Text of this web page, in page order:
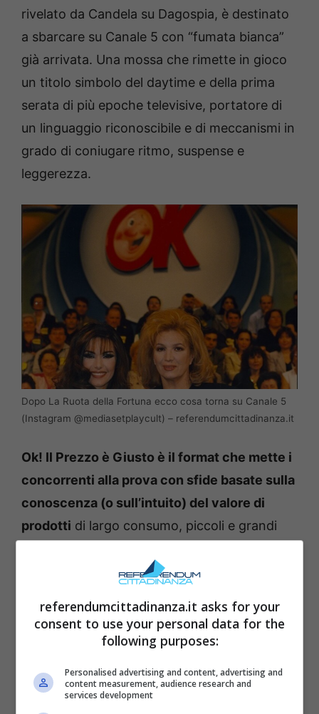
rivelato da Candela su Dagospia, è destinato
a sbarcare su Canale 5 con “fumata bianca”
già arrivata. Una mossa che rimette in gioco
un titolo simbolo del daytime e della prima
serata di più epoche televisive, portatore di
un linguaggio riconoscibile e di meccanismi in
grado di coniugare ritmo, suspense e
leggerezza.
Dopo La Ruota della Fortuna ecco cosa torna su Canale 5
(Instagram @mediasetplaycult) – referendumcittadinanza.it
Ok! Il Prezzo è Giusto è il format che mette i
concorrenti alla prova con sfide basate sulla
conoscenza (o sull’intuito) del valore di
prodotti di largo consumo, piccoli e grandi
automobili e sogni “di vetrina”. Il cuore dello
procede tra giochi iconici, rilanci, scarti
minimi che fanno la differenza e una vetrina
dal pubblico. Un impianto semplice ma
referendumcittadinanza.it asks for your
consent to use your personal data for the
following purposes:
Personalised advertising and content, advertising and
content measurement, audience research and
services development